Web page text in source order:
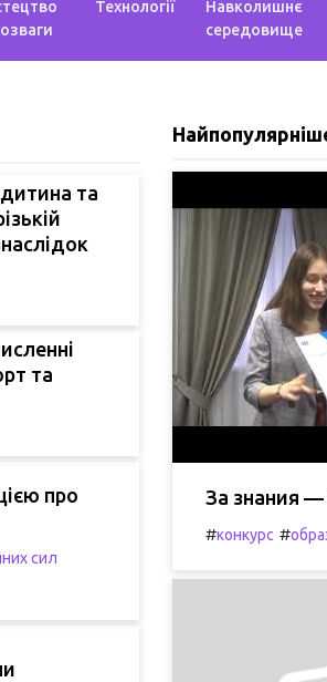
Технології
Навколишнє
середовище
та
та
про
сил
За знания
#конкурс #